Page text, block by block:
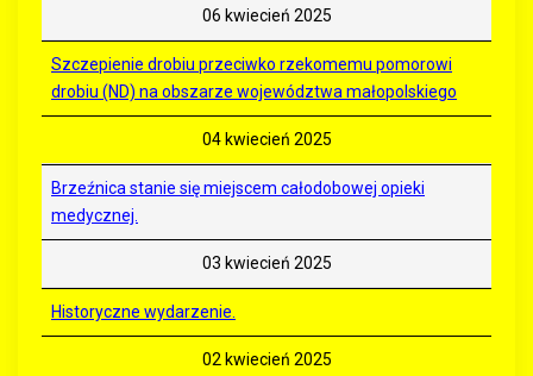
06 kwiecień 2025
Szczepienie drobiu przeciwko rzekomemu pomorowi
drobiu (ND) na obszarze województwa małopolskiego
04 kwiecień 2025
Brzeźnica stanie się miejscem całodobowej opieki
medycznej.
03 kwiecień 2025
Historyczne wydarzenie.
02 kwiecień 2025